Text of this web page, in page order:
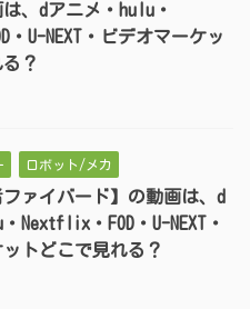
、dアニメ・hulu・
・U-NEXT・ビデオマーケッ
？
ロボット/メカ
ファイバード】の動画は、d
Nextflix・FOD・U-NEXT・
ットどこで見れる？